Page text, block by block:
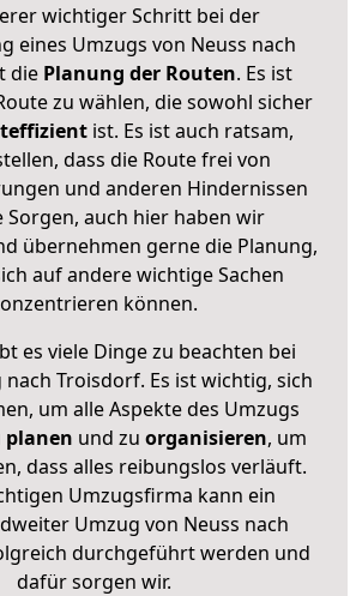
wichtiger Schritt bei der
eines Umzugs von Neuss nach
diePlanung der Routen. Es ist
zu wählen, die sowohl sicher
ist. Es ist auch ratsam,
dass die Route frei von
und anderen Hindernissen
Sorgen, auch hier haben wir
übernehmen gerne die Planung,
auf andere wichtige Sachen
können.
es viele Dinge zu beachten bei
Troisdorf. Es ist wichtig, sich
um alle Aspekte des Umzugs
planen und zu organisieren, um
dass alles reibungslos verläuft.
Umzugsfirma kann ein
Umzug von Neuss nach
durchgeführt werden und
dafür sorgen wir.